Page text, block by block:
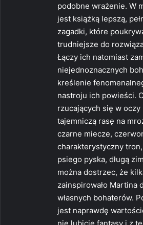
podobne wrażenie. W
jest książką lepszą,
zagadki, które
trudniejsze do
Łączy ich natomiast
niejednoznacznych
kreślenie
nastroju ich powieści.
rzucających się w
tajemniczą rasę na
czarne miecze,
charakterystyczny tron,
psiego pyska, długą
można dostrzec, że
zainspirowało Martina
własnych bohaterów.
jest naprawdę